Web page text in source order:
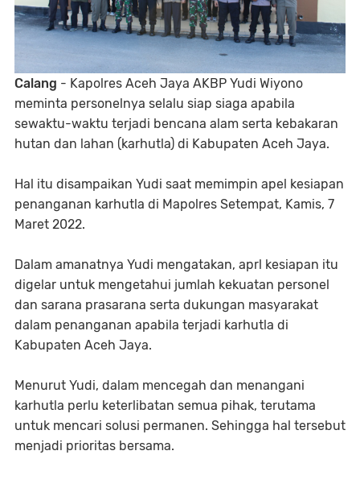
Calang - Kapolres Aceh Jaya AKBP Yudi Wiyono
meminta personelnya selalu siap siaga apabila
sewaktu-waktu terjadi bencana alam serta kebakaran
hutan dan lahan (karhutla) di Kabupaten Aceh Jaya.
Hal itu disampaikan Yudi saat memimpin apel kesiapan
penanganan karhutla di Mapolres Setempat, Kamis, 7
Maret 2022.
Dalam amanatnya Yudi mengatakan, aprl kesiapan itu
digelar untuk mengetahui jumlah kekuatan personel
dan sarana prasarana serta dukungan masyarakat
dalam penanganan apabila terjadi karhutla di
Kabupaten Aceh Jaya.
Menurut Yudi, dalam mencegah dan menangani
karhutla perlu keterlibatan semua pihak, terutama
untuk mencari solusi permanen. Sehingga hal tersebut
menjadi prioritas bersama.